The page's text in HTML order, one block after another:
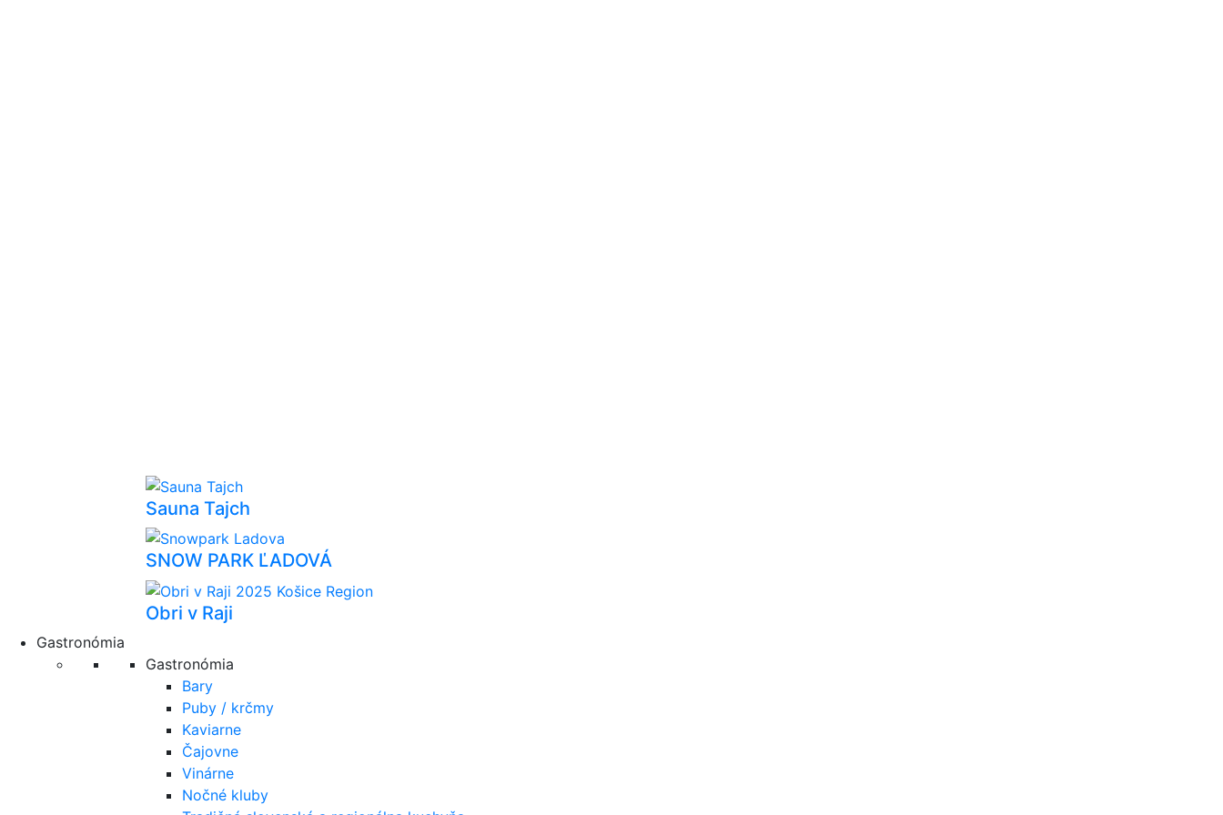
Sauna Tajch
SNOW PARK ĽADOVÁ
Obri v Raji
Gastronómia
Gastronómia
Bary
Puby / krčmy
Kaviarne
Čajovne
Vinárne
Nočné kluby